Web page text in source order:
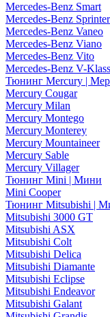
Mercedes-Benz Smart
Mercedes-Benz Sprinter
Mercedes-Benz Vaneo
Mercedes-Benz Viano
Mercedes-Benz Vito
Mercedes-Benz V-
Тюнинг Mercury |
Mercury Cougar
Mercury Milan
Mercury Montego
Mercury Monterey
Mercury Mountaineer
Mercury Sable
Mercury Villager
Тюнинг Mini | Мини
Mini Cooper
Тюнинг Mitsubishi |
Mitsubishi 3000 GT
Mitsubishi ASX
Mitsubishi Colt
Mitsubishi Delica
Mitsubishi Diamante
Mitsubishi Eclipse
Mitsubishi Endeavor
Mitsubishi Galant